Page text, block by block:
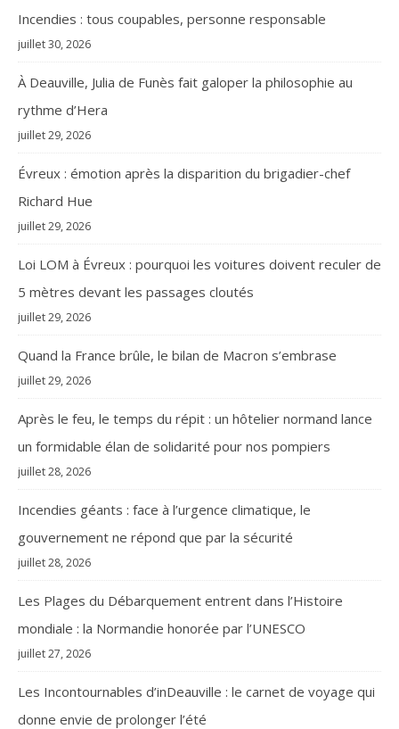
Incendies : tous coupables, personne responsable
juillet 30, 2026
À Deauville, Julia de Funès fait galoper la philosophie au
rythme d’Hera
juillet 29, 2026
Évreux : émotion après la disparition du brigadier-chef
Richard Hue
juillet 29, 2026
Loi LOM à Évreux : pourquoi les voitures doivent reculer de
5 mètres devant les passages cloutés
juillet 29, 2026
Quand la France brûle, le bilan de Macron s’embrase
juillet 29, 2026
Après le feu, le temps du répit : un hôtelier normand lance
un formidable élan de solidarité pour nos pompiers
juillet 28, 2026
Incendies géants : face à l’urgence climatique, le
gouvernement ne répond que par la sécurité
juillet 28, 2026
Les Plages du Débarquement entrent dans l’Histoire
mondiale : la Normandie honorée par l’UNESCO
juillet 27, 2026
Les Incontournables d’inDeauville : le carnet de voyage qui
donne envie de prolonger l’été